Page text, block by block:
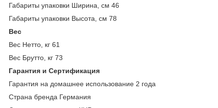
Габариты упаковки Ширина, см 46
Габариты упаковки Высота, см 78
Вес
Вес Нетто, кг 61
Вес Брутто, кг 73
Гарантия и Сертификация
Гарантия на домашнее использование 2 года
Страна бренда Германия